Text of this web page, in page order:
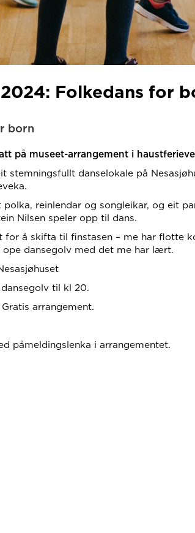
Folkedans for
born
på museet-arrangement i
stemningsfullt danselokale på
reinlendar og songleikar, og eit
Nilsen speler opp til dans.
for å skifta til finstasen – me har flotte
ope dansegolv med det me har lært.
dansegolv til kl 20.
arrangement.
påmeldingslenka i arrangementet.